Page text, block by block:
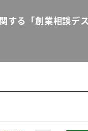
する「創業相談デ